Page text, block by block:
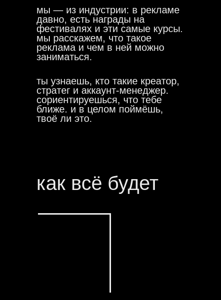
мы — из индустрии: в рекламе
давно, есть награды на
фестивалях и эти самые курсы.
мы расскажем, что такое
реклама и чем в ней можно
заниматься.
ты узнаешь, кто такие креатор,
стратег и аккаунт-менеджер.
сориентируешься, что тебе
ближе. и в целом поймёшь,
твоё ли это.
как всё будет